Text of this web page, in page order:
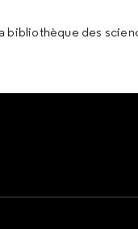
bibliothèque des